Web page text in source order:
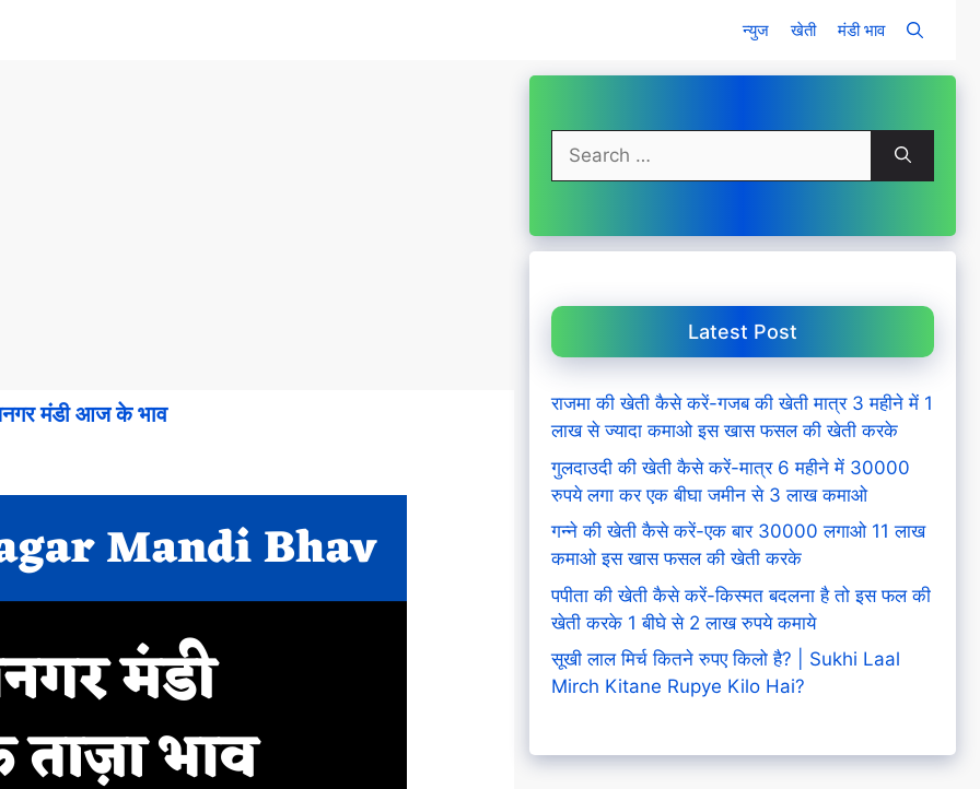
न्युज खेती मंडी भाव
मंडी आज के भाव
Search
for:
Latest Post
राजमा की खेती कैसे करें-गजब की खेती मात्र 3 महीने में 1
लाख से ज्यादा कमाओ इस खास फसल की खेती करके
गुलदाउदी की खेती कैसे करें-मात्र 6 महीने में 30000
रुपये लगा कर एक बीघा जमीन से 3 लाख कमाओ
गन्ने की खेती कैसे करें-एक बार 30000 लगाओ 11 लाख
कमाओ इस खास फसल की खेती करके
पपीता की खेती कैसे करें-किस्मत बदलना है तो इस फल की
खेती करके 1 बीघे से 2 लाख रुपये कमाये
सूखी लाल मिर्च कितने रुपए किलो है? | Sukhi Laal
Mirch Kitane Rupye Kilo Hai?